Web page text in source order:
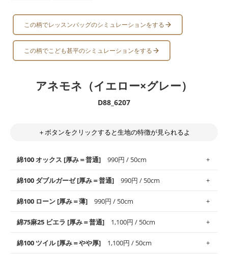
この柄でレッスンバッグのシミュレーションをする
この柄でこども甚平のシミュレーションをする
アネモネ（イエロー×グレー）
D88_6207
＋ボタンをクリックすると生地の特徴が見られるよ
綿100 オックス [厚み＝普通] 990円 / 50cm
使いやすさNo.1！しなやかさと適度な張りを併せ持ち、通気性の
高さがオックス生地の特徴です。当サイトのオックス生地は、
般にお使いいただけます。
※レッスンバッグ、上履き袋などの通園通学グッズにはツイル生
綿100 ダブルガーゼ [厚み＝普通] 990円 / 50cm
柔らかくふんわりとした肌触りが特徴です。ベビー用品やハンカ
チなど直接肌に触れるアイテムに最適です。高い吸湿性・通気性
す。
綿100 ローン [厚み＝薄] 990円 / 50cm
上質で薄手の平織りの生地です。軽やかさとなめらかな手触りの
良さが魅力。透け感があるので、涼しげなトップスなどに最適で
綿75麻25 ビエラ [厚み＝普通] 1,100円 / 50cm
綿100 ツイル [厚み＝やや厚] 1,100円 / 50cm